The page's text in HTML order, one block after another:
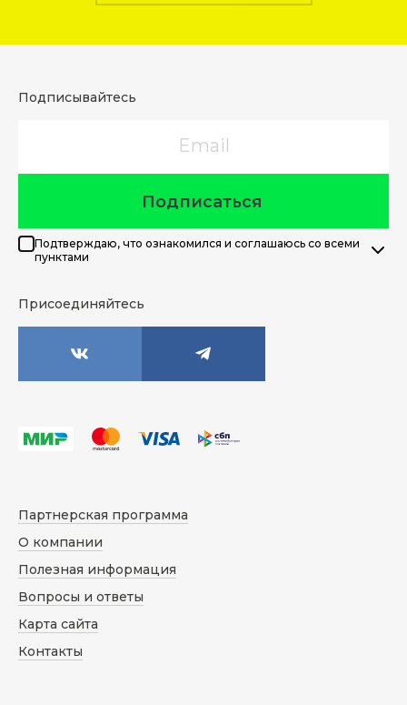
Подписывайтесь
Подписаться
Подтверждаю, что ознакомился и соглашаюсь со всеми
пунктами
Присоединяйтесь
Партнерская программа
О компании
Полезная информация
Вопросы и ответы
Карта сайта
Контакты